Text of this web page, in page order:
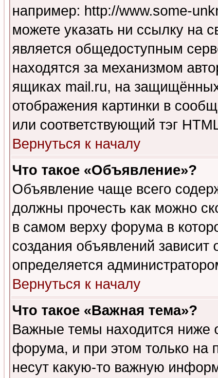
например: http://www.some-
можете указать ни ссылку на
является общедоступным
находятся за механизмом
ящиках mail.ru, на
отображения картинки в
или соответствующий тэг
Вернуться к началу
Что такое «Объявление»?
Объявление чаще всего
должны прочесть как можно
в самом верху форума в
создания объявлений зависит
определяется
Вернуться к началу
Что такое «Важная тема»?
Важные темы находится ниже
форума, и при этом только на
несут какую-то важную